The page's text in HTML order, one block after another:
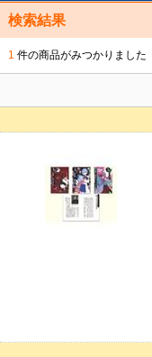
検索結果
1 件の商品がみつかりました